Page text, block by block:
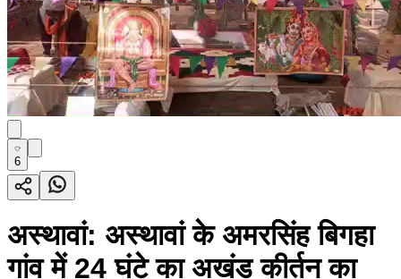
6
अस्थावां: अस्थावां के अमरसिंह बिगहा
गांव में 24 घंटे का अखंड कीर्तन का